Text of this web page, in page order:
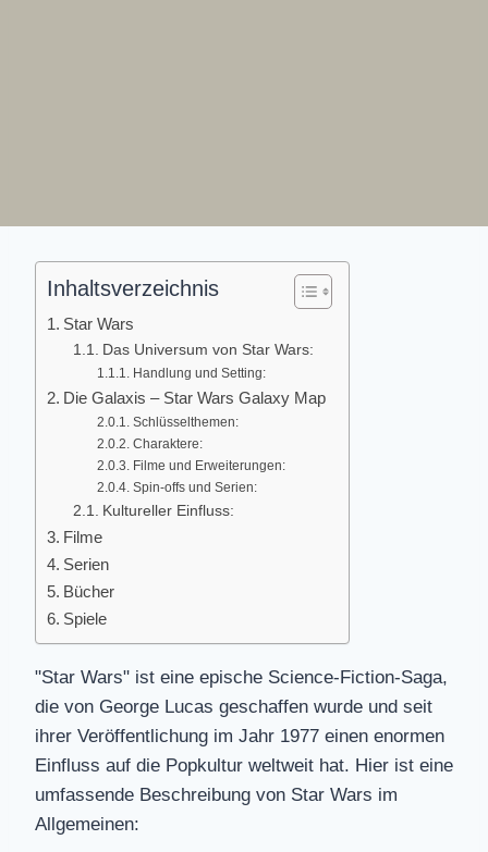
Inhaltsverzeichnis
Star Wars
Das Universum von Star Wars:
Handlung und Setting:
Die Galaxis – Star Wars Galaxy Map
Schlüsselthemen:
Charaktere:
Filme und Erweiterungen:
Spin-offs und Serien:
Kultureller Einfluss:
Filme
Serien
Bücher
Spiele
"Star Wars" ist eine epische Science-Fiction-Saga,
die von George Lucas geschaffen wurde und seit
ihrer Veröffentlichung im Jahr 1977 einen enormen
Einfluss auf die Popkultur weltweit hat. Hier ist eine
umfassende Beschreibung von Star Wars im
Allgemeinen: